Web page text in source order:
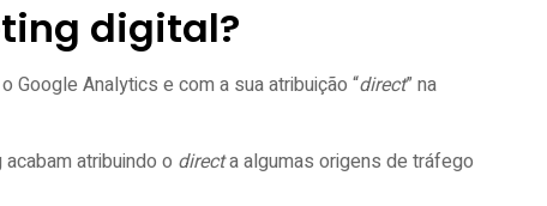
digital?
Google Analytics e com a sua atribuição “direct” na
atribuindo o directa algumas origens de tráfego